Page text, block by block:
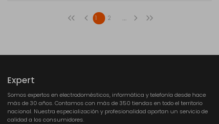
1 2 ...
Expert
Somos expertos en electrodomésticos, informática y telefonía desde hace
más de 30 años. Contamos con más de 350 tiendas en todo el territorio
nacional. Nuestra especialización y profesionalidad aportan un servicio de
calidad a los consumidores.